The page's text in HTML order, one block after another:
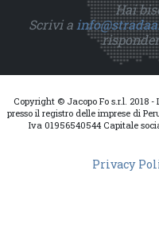
Hai
Scrivi a
Copyright © Jacopo Fo s.r.l. 2018 -
presso il registro delle imprese di
Iva 01956540544 Capitale
Privacy